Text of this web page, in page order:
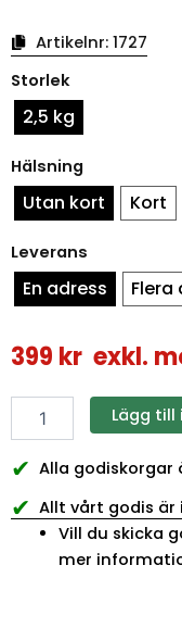
Artikelnr: 1727
Storlek
2,5 kg
Hälsning
Utan kort Kort
Leverans
En adress Flera
399 kr exkl.
med
godis
mängd
Lägg till
✔ Alla godiskorgar
✔ Allt vårt godis är
Vill du skicka
mer